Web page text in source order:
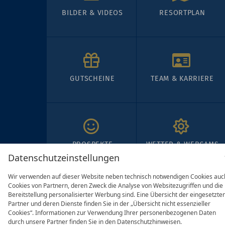
Datenschutzeinstellungen
Wir verwenden auf dieser Website neben technisch notwendigen Cookies
Cookies von Partnern, deren Zweck die Analyse von Websitezugriffen und die
Bereitstellung personalisierter Werbung sind. Eine Übersicht der
Partner und deren Dienste finden Sie in der „Übersicht nicht essenzieller
Cookies“. Informationen zur Verwendung Ihrer personenbezogenen Daten
durch unsere Partner finden Sie in den Datenschutzhinweisen.
BILDER & VIDEOS RESORTPLAN
GUTSCHEINE TEAM & KARRIERE
PROSPEKTE WETTER & WEBCAMS